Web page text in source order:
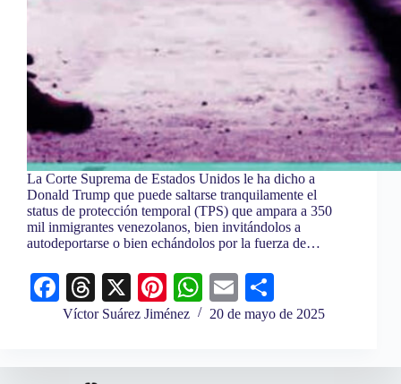
La Corte Suprema de Estados Unidos le ha dicho a
Donald Trump que puede saltarse tranquilamente el
status de protección temporal (TPS) que ampara a 350
mil inmigrantes venezolanos, bien invitándolos a
autodeportarse o bien echándolos por la fuerza de…
Fa
ce
ok
T
hr
ds
X
Pi
nt
es
W
ha
A
E
m o
pa
Víctor Suárez Jiménez 20 de mayo de 2025